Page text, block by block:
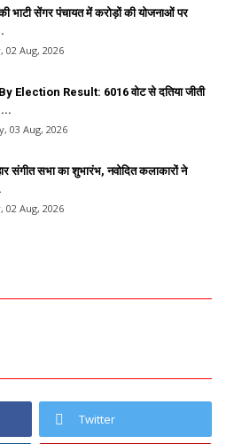
भाटी सेंगर पंचायत में करोड़ों की योजनाओं पर
02 Aug, 2026
Election Result: 6016 वोट से दतिया जीती
03 Aug, 2026
संगीत सभा का शुभारंभ, नवोदित कलाकारों ने
02 Aug, 2026
Twitter